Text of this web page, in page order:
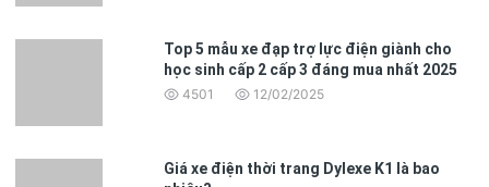
Top 5 mẫu xe đạp trợ lực điện giành cho
học sinh cấp 2 cấp 3 đáng mua nhất 2025
4501 12/02/2025
Giá xe điện thời trang Dylexe K1 là bao